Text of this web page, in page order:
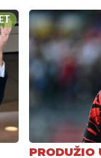
PRODUŽIO